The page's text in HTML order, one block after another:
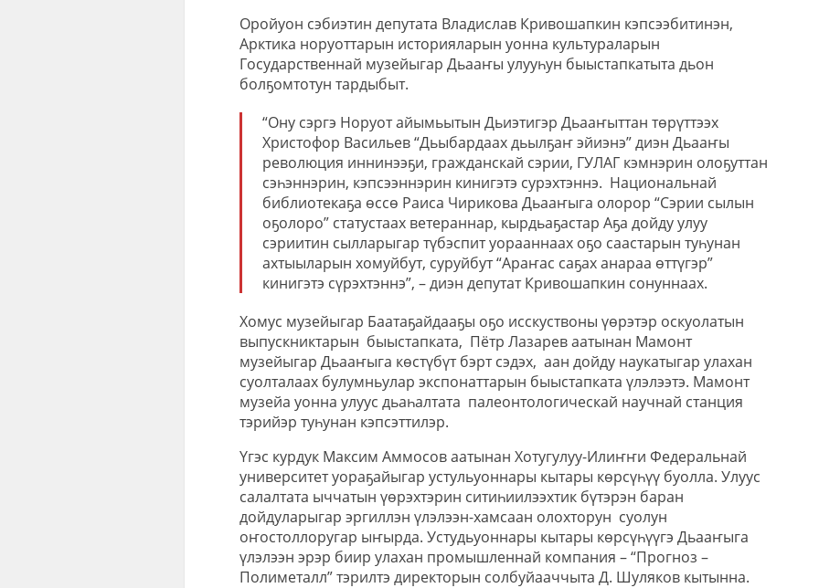
Оройуон сэбиэтин депутата Владислав Кривошапкин кэпсээбитинэн,
Арктика норуоттарын историяларын уонна культураларын
Государственнай музейыгар Дьааҥы улууһун быыстапкатыта дьон
болҕомтотун тардыбыт.
“Ону сэргэ Норуот айымьытын Дьиэтигэр Дьааҥыттан төрүттээх
Христофор Васильев “Дьыбардаах дьылҕаҥ эйиэнэ” диэн Дьааҥы
революция иннинээҕи, гражданскай сэрии, ГУЛАГ кэмнэрин олоҕуттан
сэһэннэрин, кэпсээннэрин кинигэтэ сурэхтэннэ. Национальнай
библиотекаҕа өссө Раиса Чирикова Дьааҥыга олорор “Сэрии сылын
оҕолоро” статустаах ветераннар, кырдьаҕастар Аҕа дойду улуу
сэриитин сылларыгар түбэспит уорааннаах оҕо саастарын туһунан
ахтыыларын хомуйбут, суруйбут “Араҥас саҕах анараа өттүгэр”
кинигэтэ сүрэхтэннэ”, – диэн депутат Кривошапкин сонуннаах.
Хомус музейыгар Баатаҕайдааҕы оҕо исскуствоны үөрэтэр оскуолатын
выпускниктарын быыстапката, Пётр Лазарев аатынан Мамонт
музейыгар Дьааҥыга көстүбүт бэрт сэдэх, аан дойду наукатыгар улахан
суолталаах булумньулар экспонаттарын быыстапката үлэлээтэ. Мамонт
музейа уонна улуус дьаһалтата палеонтологическай научнай станция
тэрийэр туһунан кэпсэттилэр.
Үгэс курдук Максим Аммосов аатынан Хотугулуу-Илиҥҥи Федеральнай
университет уораҕайыгар устульуоннары кытары көрсүһүү буолла. Улуус
салалтата ыччатын үөрэхтэрин ситиһиилээхтик бүтэрэн баран
дойдуларыгар эргиллэн үлэлээн-хамсаан олохторун суолун
оҥостоллоругар ыҥырда. Устудьуоннары кытары көрсүһүүгэ Дьааҥыга
үлэлээн эрэр биир улахан промышленнай компания – “Прогноз –
Полиметалл” тэрилтэ директорын солбуйааччыта Д. Шуляков кытынна.